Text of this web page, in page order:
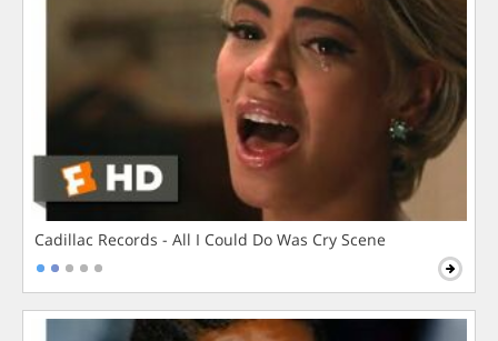
Cadillac Records - All I Could Do Was Cry Scene